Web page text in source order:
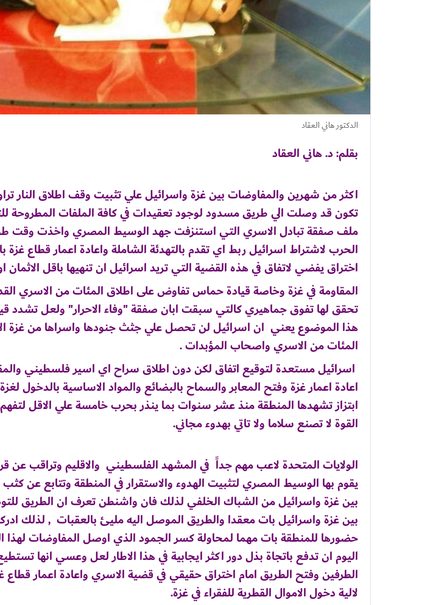
الدكتور هاني العقاد
بقلم: د. هاني العقاد
اكثر من شهرين والمفاوضات بين غزة واسرائيل علي تثبيت وقف اطلاق النار
تكون قد وصلت الي طريق مسدود لوجود تعقيدات في كافة الملفات المطروحة
ملف صفقة تبادل الاسري التي استنزفت جهد الوسيط المصري واخذت وقت
الحرب لاشتراط اسرائيل ربط اي تقدم بالتهدئة الشاملة واعادة اعمار قطاع غزة
اختراق يفضي لاتفاق في هذه القضية التي تريد اسرائيل ان تنهيها باقل الاثمان
المقاومة في غزة وخاصة قيادة حماس تفاوض على اطلاق المئات من الاسري
تحقق لها تفوق جماهيري كالتي سبقت ابان صفقة "وفاء الاحرار" ولعل تشدد
هذا الموضوع يعني ان اسرائيل لن تحصل علي جثث جنودها واسراها من غزة
المئات من الاسري واصحاب المؤبدات .
اسرائيل مستعدة لتوقيع اتفاق لكن دون اطلاق سراح اي اسير فلسطيني
اعادة اعمار غزة وفتح المعابر والسماح بالبضائع والمواد الاساسية بالدخول
ابتزاز تشهدها المنطقة منذ عشر سنوات بما ينذر بحرب خامسة علي الاقل
القوة لا تصنع سلاما ولا تاتي بهدوء مجاني.
الولايات المتحدة لاعب مهم جداً في المشهد الفلسطيني والاقليم وتراقب
يقوم بها الوسيط المصري لتثبيت الهدوء والاستقرار في المنطقة وتتابع عن
بين غزة واسرائيل من الشباك الخلفي لذلك فان واشنطن تعرف ان الطريق
بين غزة واسرائيل بات معقدا والطريق الموصل اليه مليئ بالعقبات , لذلك
حضورها للمنطقة بات مهما لمحاولة كسر الجمود الذي اوصل المفاوضات لهذا
اليوم ان تدفع باتجاة بذل دور اكثر ايجابية في هذا الاطار لعل وعسي انها
الطرفين وفتح الطريق امام اختراق حقيقي في قضية الاسري واعادة اعمار قطاع
لالية دخول الاموال القطرية للفقراء في غزة.